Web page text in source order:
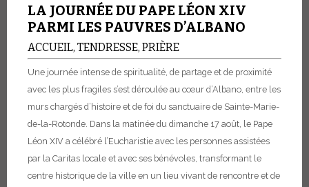
LA JOURNÉE DU PAPE LÉON XIV
PARMI LES PAUVRES D’ALBANO
ACCUEIL, TENDRESSE, PRIÈRE
Une journée intense de spiritualité, de partage et de proximité
avec les plus fragiles s’est déroulée au cœur d’Albano, entre les
murs chargés d’histoire et de foi du sanctuaire de Sainte-Marie-
de-la-Rotonde. Dans la matinée du dimanche 17 août, le Pape
Léon XIV a célébré l’Eucharistie avec les personnes assistées
par la Caritas locale et avec ses bénévoles, transformant le
centre historique de la ville en un lieu vivant de rencontre et de